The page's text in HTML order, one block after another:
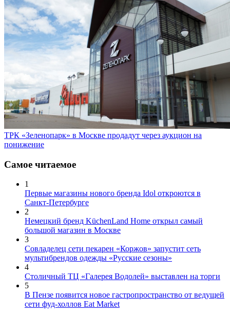
ТРК «Зеленопарк» в Москве продадут через аукцион на
понижение
Самое читаемое
1
Первые магазины нового бренда Idol откроются в
Санкт-Петербурге
2
Немецкий бренд KüchenLand Home открыл самый
большой магазин в Москве
3
Совладелец сети пекарен «Коржов» запустит сеть
мультибрендов одежды «Русские сезоны»
4
Столичный ТЦ «Галерея Водолей» выставлен на торги
5
В Пензе появится новое гастропространство от ведущей
сети фуд-холлов Eat Market